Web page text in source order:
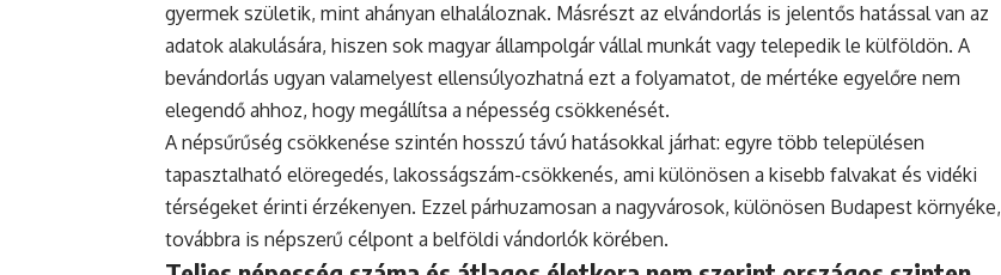
gyermek születik, mint ahányan elhaláloznak. Másrészt az elvándorlás is jelentős hatással van az
adatok alakulására, hiszen sok magyar állampolgár vállal munkát vagy telepedik le külföldön. A
bevándorlás ugyan valamelyest ellensúlyozhatná ezt a folyamatot, de mértéke egyelőre nem
elegendő ahhoz, hogy megállítsa a népesség csökkenését.
A népsűrűség csökkenése szintén hosszú távú hatásokkal járhat: egyre több településen
tapasztalható elöregedés, lakosságszám-csökkenés, ami különösen a kisebb falvakat és vidéki
térségeket érinti érzékenyen. Ezzel párhuzamosan a nagyvárosok, különösen Budapest környéke,
továbbra is népszerű célpont a belföldi vándorlók körében.